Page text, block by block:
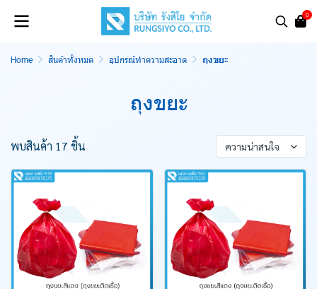
0
Home สินค้าทั้งหมด อุปกรณ์ทำความสะอาด ถุงขยะ
ถุงขยะ
พบสินค้า 17 ชิ้น ความน่าสนใจ